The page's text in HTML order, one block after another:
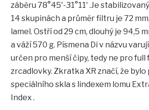
záběru 78°45'-31°11' .Je
14 skupinách a průměr filtru je 72
lamel. Ostří od 29 cm, dlouhý je 94,5
a váží 570 g. Písmena Di v názvu
určen pro menší čipy, tedy ne pro full
zrcadlovky. Zkratka XR značí, že bylo
speciálního skla s lindexem lomu
Index .